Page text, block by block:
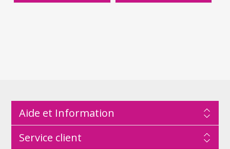
Aide et Information
Service client